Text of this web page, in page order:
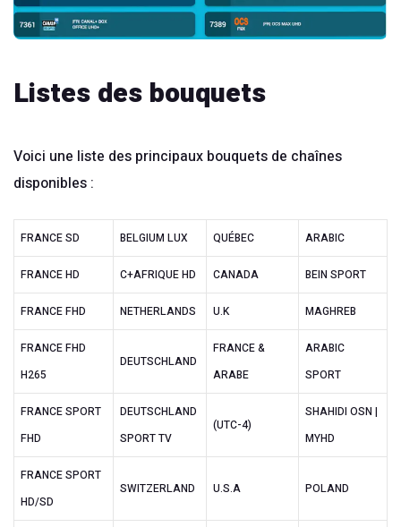
Listes des bouquets
Voici une liste des principaux bouquets de chaînes
disponibles :
FRANCE SD BELGIUM LUX QUÉBEC ARABIC
FRANCE HD C+AFRIQUE HD CANADA BEIN SPORT
FRANCE FHD NETHERLANDS U.K MAGHREB
FRANCE FHD
H265
DEUTSCHLAND
FRANCE &
ARABE
ARABIC
SPORT
FRANCE SPORT
FHD
DEUTSCHLAND
SPORT TV
(UTC-4)
SHAHIDI OSN |
MYHD
FRANCE SPORT
HD/SD
SWITZERLAND U.S.A POLAND